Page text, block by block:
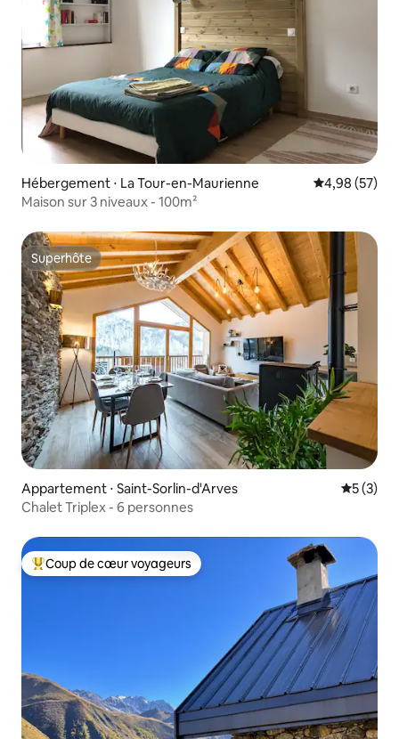
Hébergement ⋅ La Tour-en-Maurienne Évaluation
4,98 (57)
Maison sur 3 niveaux - 100m²
Superhôte
Superhôte
Appartement ⋅ Saint-Sorlin-d'Arves
5 (3)
Chalet Triplex - 6 personnes
Coups de cœur voyageurs les plus appréciés
Coup de cœur voyageurs